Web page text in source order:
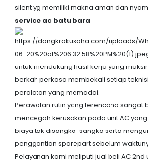
silent yg memiliki makna aman dan
service ac batu bara
untuk mendukung hasil kerja yang
berkah perkasa membekali setiap
peralatan yang memadai.
Perawatan rutin yang terencana sangat
mencegah kerusakan pada unit AC
biaya tak disangka-sangka serta
penggantian sparepart sebelum
Pelayanan kami meliputi jual beli AC